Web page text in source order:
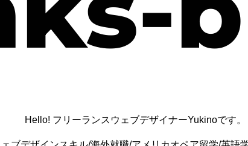
Hello! フリーランスウェブデザイナーYukinoです。